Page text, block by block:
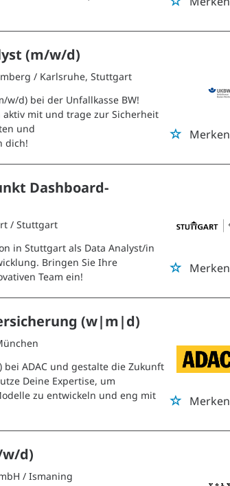
(m/w/d)
Merken
/ Karlsruhe, Stuttgart
w/d) bei der Unfallkasse BW!
aktiv mit und trage zur Sicherheit
und
dich!
Dashboard-
Merken
/ Stuttgart
in Stuttgart als Data Analyst/in
Bringen Sie Ihre
Team ein!
(w|m|d)
Merken
bei ADAC und gestalte die Zukunft
Deine Expertise, um
zu entwickeln und eng mit
w/d)
/ Ismaning